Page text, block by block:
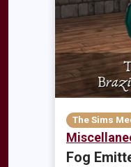
The Sims
Fog